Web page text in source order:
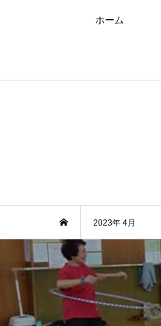
ホーム
2023年 4月